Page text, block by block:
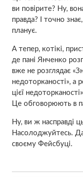
ви повірите? Ну,
правда? І точно
планує.
А тепер, котікі,
де пані Янченко
вже не розглядає
недоторканості», а
цієї
Це обговорюють в
Ну, ви ж насправді
Насолоджуйтесь.
своєму Фейсбуці.